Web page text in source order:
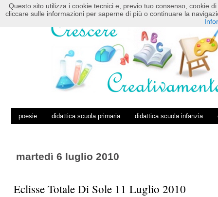
HOME POSTS RSS COMMENTS RSS
poesie didattica scuola primaria didattica scuola infanzia
martedì 6 luglio 2010
Eclisse Totale Di Sole 11 Luglio 2010
Questo sito utilizza i cookie tecnici e, previo tuo consenso, cookie
cliccare sulle informazioni per saperne di più o continuare la